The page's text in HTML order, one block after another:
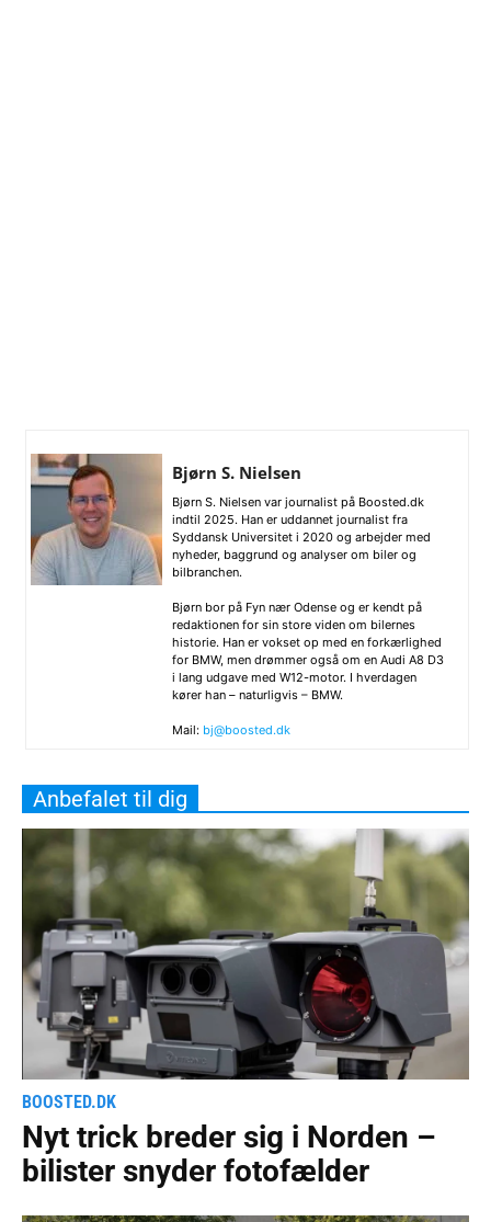
Bjørn S. Nielsen
Bjørn S. Nielsen var journalist på Boosted.dk
indtil 2025. Han er uddannet journalist fra
Syddansk Universitet i 2020 og arbejder med
nyheder, baggrund og analyser om biler og
bilbranchen.
Bjørn bor på Fyn nær Odense og er kendt på
redaktionen for sin store viden om bilernes
historie. Han er vokset op med en forkærlighed
for BMW, men drømmer også om en Audi A8 D3
i lang udgave med W12-motor. I hverdagen
kører han – naturligvis – BMW.
Mail: bj@boosted.dk